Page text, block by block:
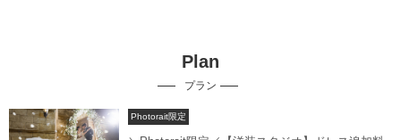
Plan
プラン
Photorait限定